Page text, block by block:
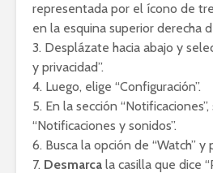
representada por el ícono de
en la esquina superior derecha
3. Desplázate hacia abajo y
y privacidad”.
4. Luego, elige “Configuración”.
5. En la sección
“Notificaciones y sonidos”.
6. Busca la opción de “Watch” y
7. Desmarca la casilla que dice